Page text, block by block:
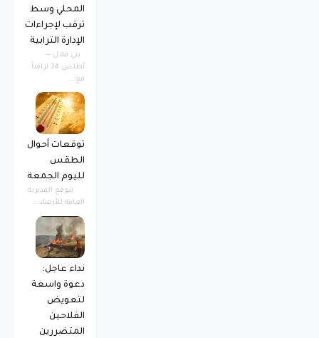
المحلي وسط
ترقب لإجراءات
الإدارة الترابية
بني ملال —
أطلس 24 تزامناً
مع...
توقعات أحوال
الطقس
لليوم الجمعة
تتوقع المديرية
العامة للأرصاد...
نداء عاجل:
دعوة واسعة
لتعويض
الفلاحين
المتضررين